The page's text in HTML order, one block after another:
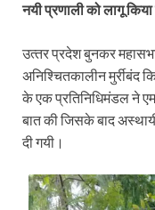
नयी प्रणाली को लागू किया
उत्‍तर प्रदेश बुनकर
अनिश्चितकालीन मुर्रीबंद
के एक प्रतिनिधिमंडल ने
बात की जिसके बाद
दी गयी।